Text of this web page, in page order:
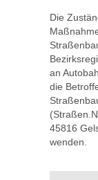
Die
an
die
45816
wenden.